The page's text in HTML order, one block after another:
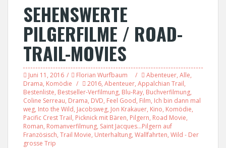
SEHENSWERTE
PILGERFILME / ROAD-
TRAIL-MOVIES
Juni 11, 2016 Florian Wurfbaum Abenteuer, Alle,
Drama, Komödie 2016, Abenteuer, Appalchian Trail,
Bestenliste, Bestseller-Verfilmung, Blu-Ray, Buchverfilmung,
Coline Serreau, Drama, DVD, Feel Good, Film, Ich bin dann mal
weg, Into the Wild, Jacobsweg, Jon Krakauer, Kino, Komödie,
Pacific Crest Trail, Picknick mit Bären, Pilgern, Road Movie,
Roman, Romanverfilmung, Saint Jacques...Pilgern auf
Französisch, Trail Movie, Unterhaltung, Wallfahrten, Wild - Der
grosse Trip